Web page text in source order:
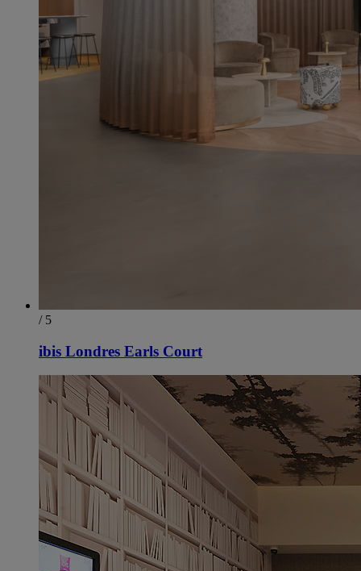
/ 5
ibis Londres Earls Court